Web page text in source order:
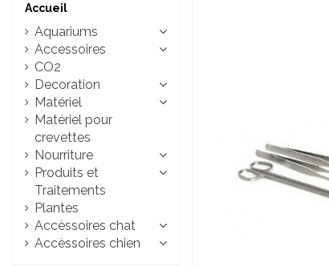
Accueil
Aquariums
Accessoires
CO2
Decoration
Matériel
Matériel pour
crevettes
Nourriture
Produits et
Traitements
Plantes
Accèssoires chat
Accèssoires chien